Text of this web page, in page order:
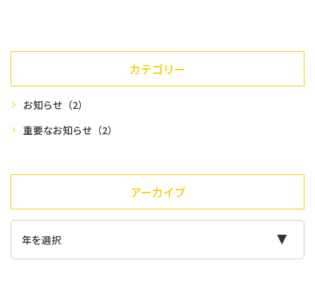
tel.029-886-4061
（受付時間：9:00-18:00）
〒305-0881
カテゴリー
お知らせ （2）
重要なお知らせ （2）
アーカイブ